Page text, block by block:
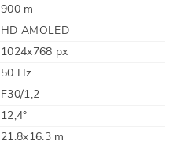
900 m
HD AMOLED
1024x768 px
50 Hz
F30/1,2
12,4°
21.8x16.3 m